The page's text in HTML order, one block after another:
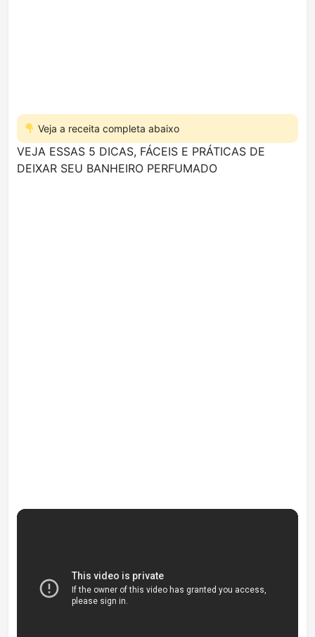
Veja a receita completa abaixo
VEJA ESSAS 5 DICAS, FÁCEIS E PRÁTICAS DE
DEIXAR SEU BANHEIRO PERFUMADO